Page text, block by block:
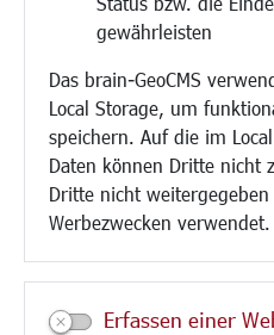
gewährleisten
Das brain-GeoCMS
Local Storage, um
speichern. Auf die im
Daten können Dritte nicht
Dritte nicht
Werbezwecken verwendet.
Erfassen einer
Bebauungsplanung
Verkehr/Mobilität
Glasfaserausbau
Aktuelle Baustellen
Paddelteich
CINDY S
Kultur/Freizeit/Tourismus
Veranstaltungen